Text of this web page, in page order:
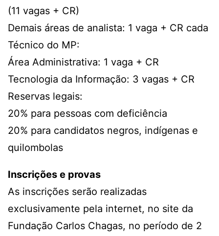
(11 vagas + CR)
Demais áreas de analista: 1 vaga + CR cada
Técnico do MP:
Área Administrativa: 1 vaga + CR
Tecnologia da Informação: 3 vagas + CR
Reservas legais:
20% para pessoas com deficiência
20% para candidatos negros, indígenas e
quilombolas
Inscrições e provas
As inscrições serão realizadas
exclusivamente pela internet, no site da
Fundação Carlos Chagas, no período de 2